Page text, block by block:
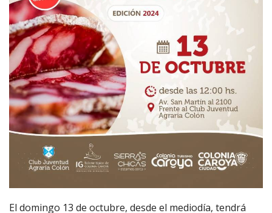
El domingo 13 de octubre, desde el mediodía, tendrá